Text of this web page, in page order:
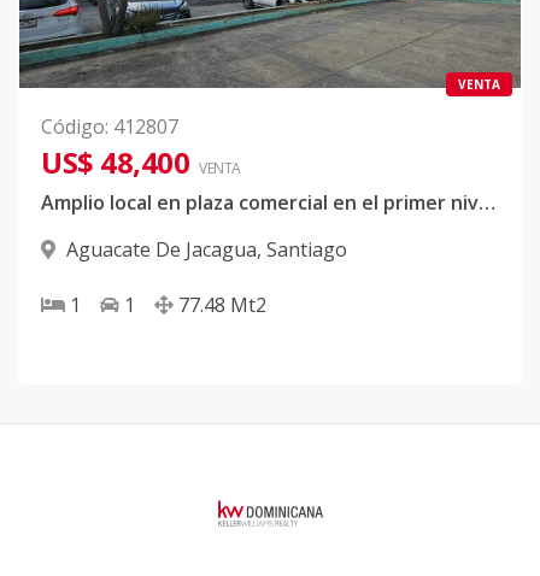
VENTA
Código: 412807
US$ 48,400 VENTA
Amplio local en plaza comercial en el primer nivel , Santiago de los Caballeros sector Jacagua
Aguacate De Jacagua, Santiago
1 1 77.48 Mt2